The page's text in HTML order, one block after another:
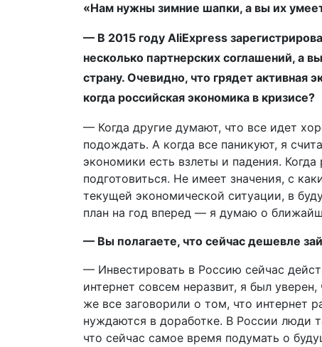
​«Нам нужны зимние шапки, а вы их
— В 2015 году AliExpress
несколько партнерских соглашений, а
страну. Очевидно, что грядет активная
когда российская экономика в кризисе?
— Когда другие думают, что все идет
подождать. А когда все паникуют, я
экономики есть взлеты и падения.
подготовиться. Не имеет значения, с
текущей экономической ситуации, в
план на год вперед — я думаю о
— Вы полагаете, что сейчас дешевле
— Инвестировать в Россию сейчас
интернет совсем неразвит, я был
же все заговорили о том, что интернет
нуждаются в доработке. В России люди
что сейчас самое время подумать о